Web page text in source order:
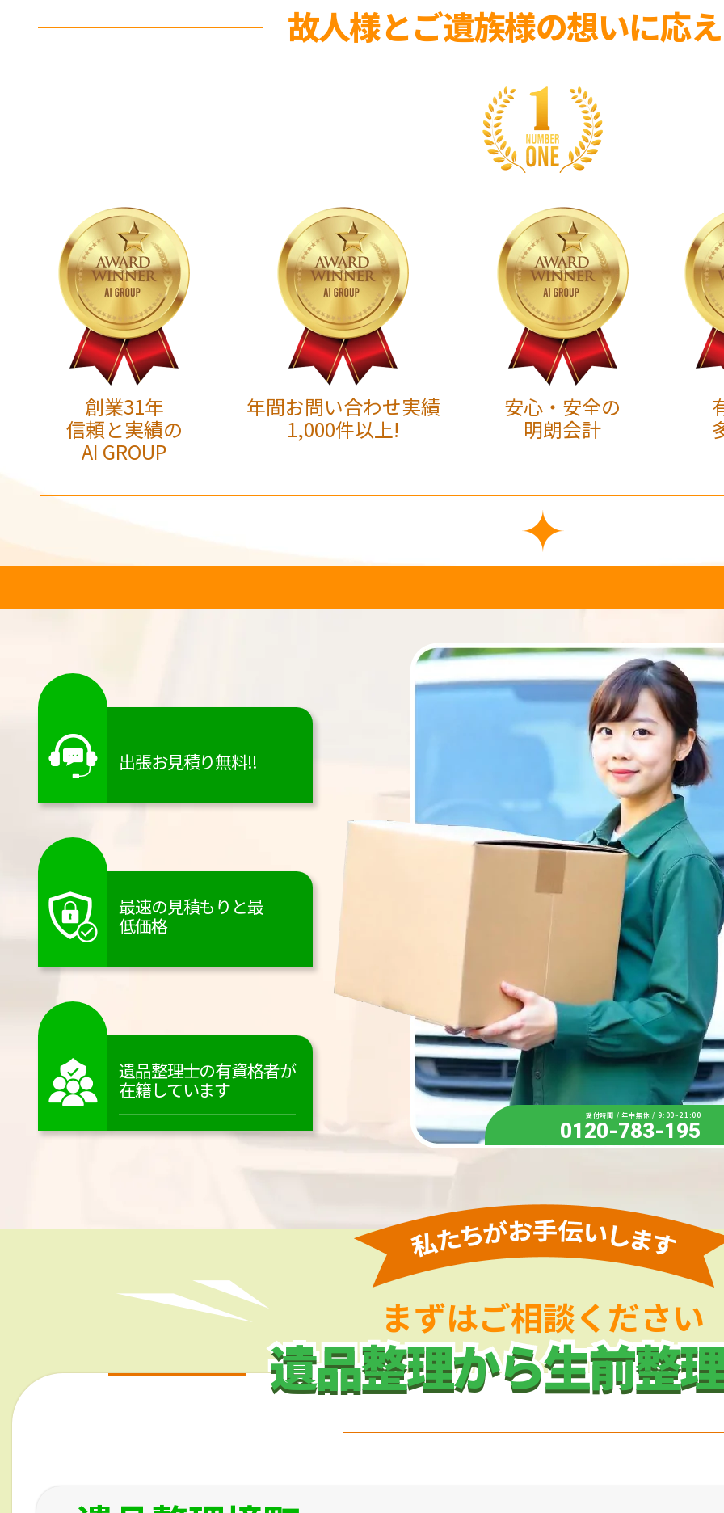
故人様とご遺族様の想いに応
創業31年
信頼と実績の
AI GROUP
年間お問い合わせ実績
1,000件以上!
安心・安全の
明朗会計
出張お見積り無料!!
最速の見積もりと最
低価格
遺品整理士の有資格者が
在籍しています
受付時間 / 年中無休 / 9:00~21:00
0120-783-195
まずはご相談ください
遺品整理から生前整
遺品整理から生前整